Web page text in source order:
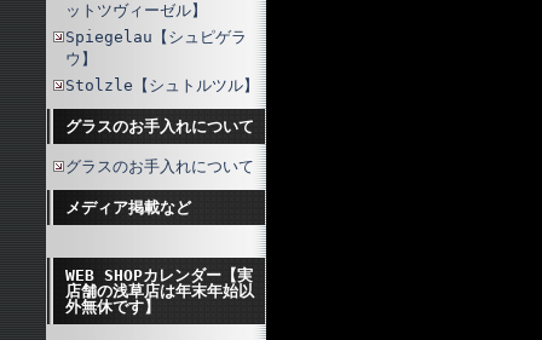
ットツヴィーゼル】
Spiegelau【シュピゲラ
ウ】
Stolzle【シュトルツル】
グラスのお手入れについて
グラスのお手入れについて
メディア掲載など
WEB SHOPカレンダー【実
店舗の浅草店は年末年始以
外無休です】